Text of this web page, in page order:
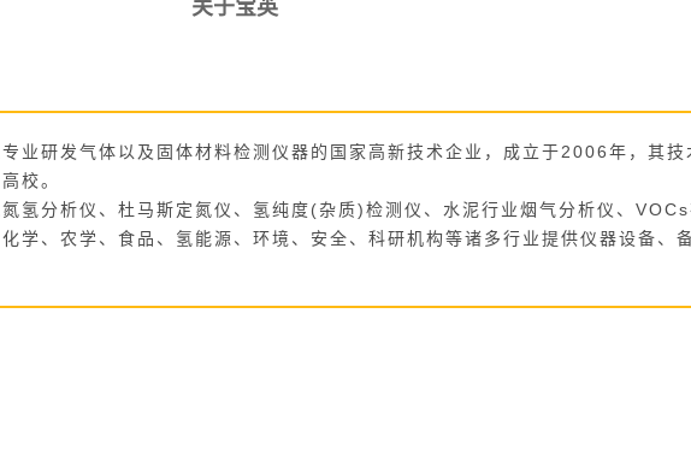
关于宝英
业研发气体以及固体材料检测仪器的国家高新技术企业，成立于2006年，其技
校。
氢分析仪、杜马斯定氮仪、氢纯度(杂质)检测仪、水泥行业烟气分析仪、
学、农学、食品、氢能源、环境、安全、科研机构等诸多行业提供仪器设备、